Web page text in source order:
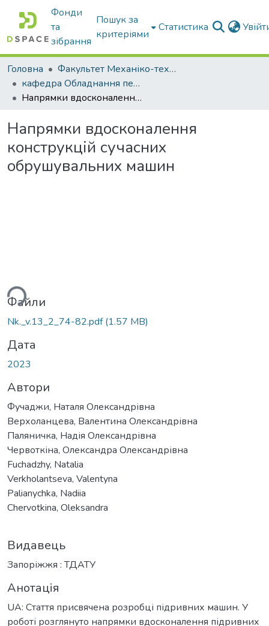
Фонди
та
зібрання
Пошук за
критеріями
Статистика
Головна
Факультет Механіко-технологічний
кафедра Обладнання переробних і харчових виробництв ім. професора Ф.Ю. Ялпачика
Напрямки вдосконалення конструкцій сучасних обрушувальних машин
Напрямки вдосконалення
конструкцій сучасних
обрушувальних машин
Файли
Nk._v.13_2_74-82.pdf(1.57 MB)
Дата
2023
Автори
Фучаджи, Наталя Олександрівна
Верхоланцева, Валентина Олександрівна
Паляничка, Надія Олександрівна
Червоткіна, Олександра Олександрівна
Fuchadzhy, Natalia
Verkholantseva, Valentyna
Palianychka, Nadiia
Chervotkina, Oleksandra
Видавець
Запоріжжя : ТДАТУ
Анотація
UA: Стаття присвячена розробці підривних машин. У
роботі розглянуто напрямки вдосконалення підривних